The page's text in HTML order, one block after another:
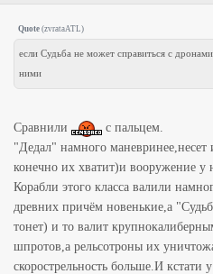
Quote (zvrataATL)
если Судьба не может справиться с
ними
Сравнили
с пальцем.
"Дедал" намного маневринее,несет
конечно их хватит)и вооружение
Корабли этого класса валили
древних причём новенькие,а
тонет) и то валит
шпротов,а рельсотроны их
скорострельность больше.И